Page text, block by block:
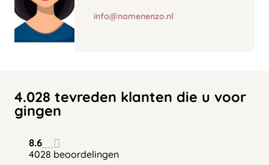
info@namenenzo.nl
4.028 tevreden klanten die u voor
gingen
8.6
4028 beoordelingen